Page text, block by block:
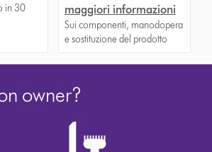
in 30
maggiori informazioni
Sui componenti, manodopera
e sostituzione del prodotto
owner?